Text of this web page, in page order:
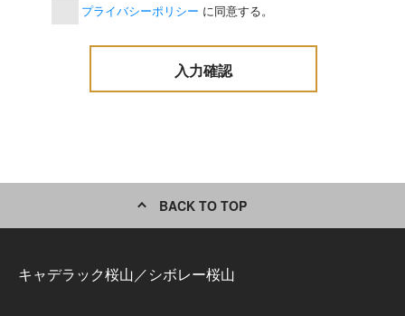
プライバシーポリシー に同意する。
BACK TO TOP
キャデラック桜山／シボレー桜山